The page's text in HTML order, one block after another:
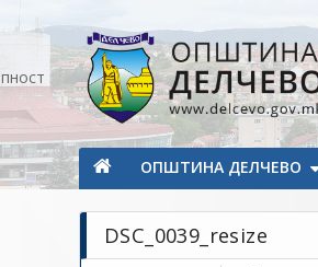
Општина Делчево
Општина Делчево
ОПШТИНА ДЕЛЧЕВО
DSC_0039_resize